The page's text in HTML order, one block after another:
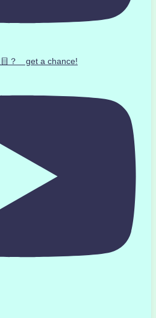
目？ get a chance!